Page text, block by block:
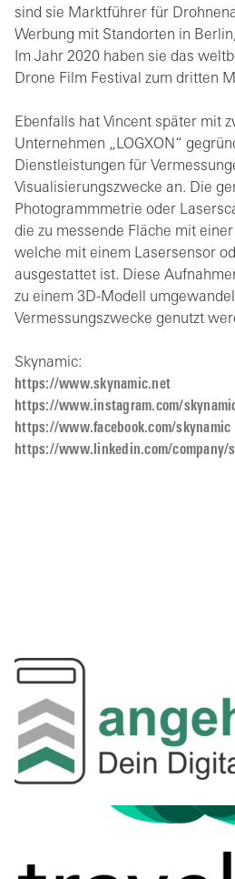
sind sie Marktführer für
Werbung mit Standorten in
Im Jahr 2020 haben sie das
Drone Film Festival zum dritten
Ebenfalls hat Vincent später mit
Unternehmen „LOGXON“
Dienstleistungen für
Visualisierungszwecke an. Die
Photogrammmetrie oder
die zu messende Fläche mit
welche mit einem Lasersensor
ausgestattet ist. Diese
zu einem 3D-Modell
Vermessungszwecke genutzt
Skynamic:
https://www.skynamic.net
https://www.instagram.com/
https://www.facebook.com/skynamic
https://www.linkedin.com/company/